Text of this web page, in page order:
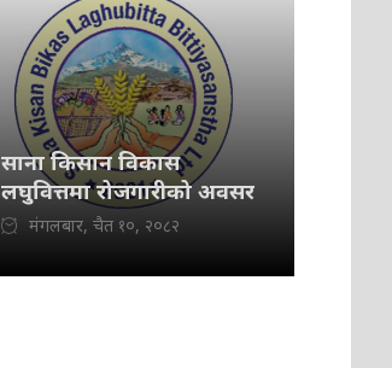
साना किसान विकास
लघुवित्तमा रोजगारीको अवसर
मंगलबार, चैत १०, २०८२